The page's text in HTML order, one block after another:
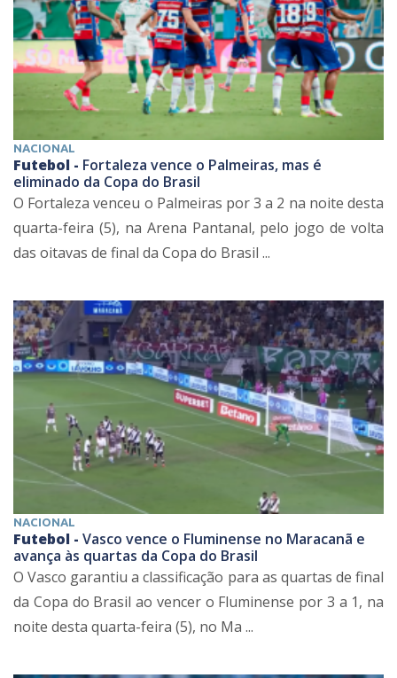
NACIONAL
Futebol - Fortaleza vence o Palmeiras, mas é
eliminado da Copa do Brasil
O Fortaleza venceu o Palmeiras por 3 a 2 na noite desta
quarta-feira (5), na Arena Pantanal, pelo jogo de volta
das oitavas de final da Copa do Brasil ...
NACIONAL
Futebol - Vasco vence o Fluminense no Maracanã e
avança às quartas da Copa do Brasil
O Vasco garantiu a classificação para as quartas de final
da Copa do Brasil ao vencer o Fluminense por 3 a 1, na
noite desta quarta-feira (5), no Ma ...